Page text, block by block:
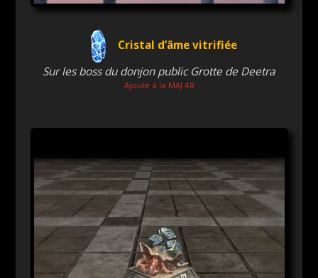
Cristal d’âme vitrifiée
Sur les boss du donjon public Grotte de Deetra
Ajouté à la MAJ 48